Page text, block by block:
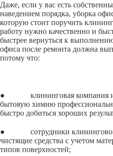
Даже, если у вас есть
наведением порядка, уборка
которую стоит поручить
работу нужно качественно и
быстрее вернуться к
офиса после ремонта должна
потому что:
● клининговая компания
бытовую химию
быстро добиться хороших
● сотрудники клининговой
чистящие средства с учетом
типов поверхностей;